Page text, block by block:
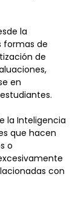
la
formas de
de
en
la Inteligencia
que hacen
o
con